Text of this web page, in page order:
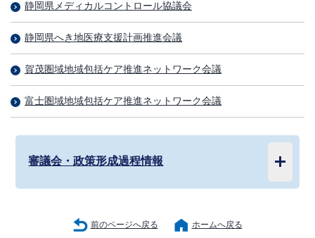
静岡県メディカルコントロール協議会
静岡県へき地医療支援計画推進会議
賀茂圏域地域包括ケア推進ネットワーク会議
富士圏域地域包括ケア推進ネットワーク会議
審議会・政策形成過程情報
前のページへ戻る ホームへ戻る